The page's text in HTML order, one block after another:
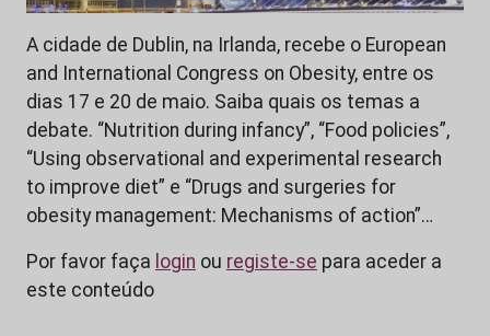
A cidade de Dublin, na Irlanda, recebe o European
and International Congress on Obesity, entre os
dias 17 e 20 de maio. Saiba quais os temas a
debate. “Nutrition during infancy”, “Food policies”,
“Using observational and experimental research
to improve diet” e “Drugs and surgeries for
obesity management: Mechanisms of action”…
Por favor faça login ou registe-se para aceder a
este conteúdo